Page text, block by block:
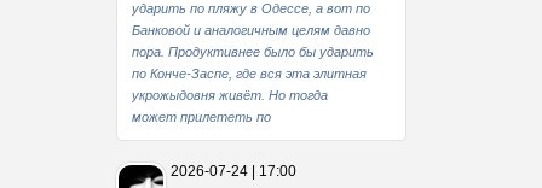
ударить по пляжу в Одессе, а вот по
Банковой и аналогичным целям давно
пора. Продуктивнее было бы ударить
по Конче-Заспе, где вся эта элитная
укрожыдовня живёт. Но тогда
может прилететь по
2026-07-24 | 17:00